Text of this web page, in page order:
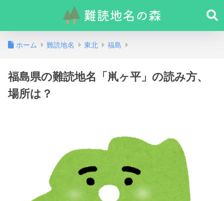
ホーム 難読地名 東北 福島
福島県の難読地名「鼡ヶ平」の読み方、
場所は？